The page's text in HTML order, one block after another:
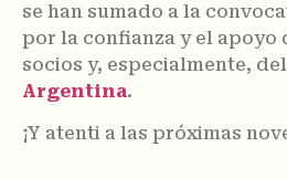
se han sumado a la
por la confianza y el apoyo
socios y, especialmente, del
Argentina.
¡Y atenti a las próximas